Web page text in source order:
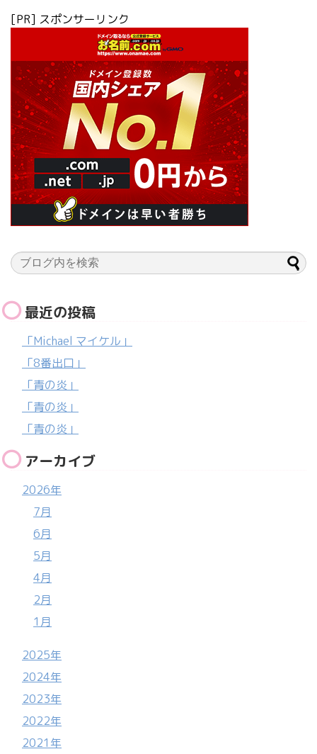
[PR] スポンサーリンク
最近の投稿
「Michael マイケル」
「8番出口」
「青の炎」
「青の炎」
「青の炎」
アーカイブ
2026年
7月
6月
5月
4月
2月
1月
2025年
2024年
2023年
2022年
2021年